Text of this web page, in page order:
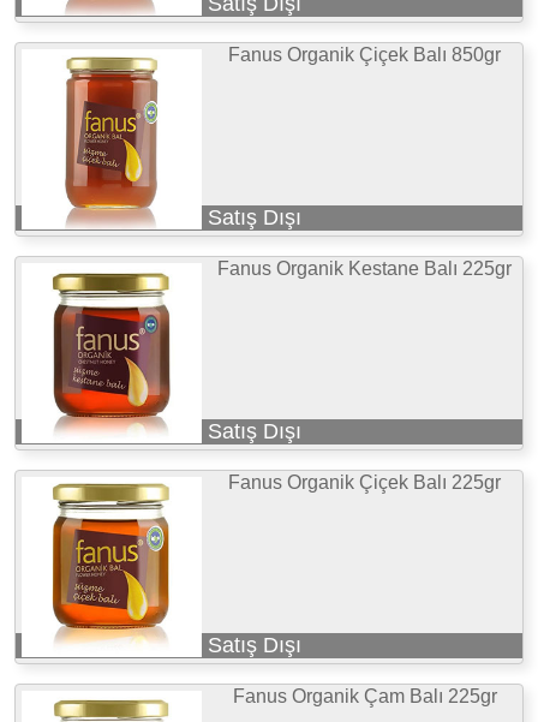
Fanus Organik Çiçek Balı 850gr
Satış Dışı
Fanus Organik Kestane Balı 225gr
Satış Dışı
Fanus Organik Çiçek Balı 225gr
Satış Dışı
Fanus Organik Çam Balı 225gr